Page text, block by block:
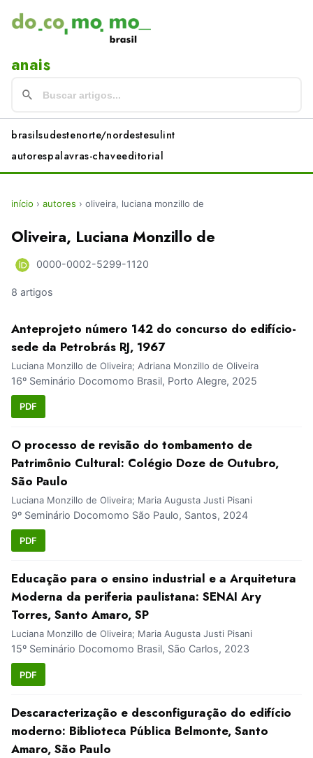
anais
brasilsudestenorte/nordestesulint
autorespalavras-chaveeditorial
início › autores › oliveira, luciana monzillo de
Oliveira, Luciana Monzillo de
0000-0002-5299-1120
8 artigos
Anteprojeto número 142 do concurso do edifício-
sede da Petrobrás RJ, 1967
Luciana Monzillo de Oliveira; Adriana Monzillo de Oliveira
16º Seminário Docomomo Brasil, Porto Alegre, 2025
PDF
O processo de revisão do tombamento de
Patrimônio Cultural: Colégio Doze de Outubro,
São Paulo
Luciana Monzillo de Oliveira; Maria Augusta Justi Pisani
9º Seminário Docomomo São Paulo, Santos, 2024
PDF
Educação para o ensino industrial e a Arquitetura
Moderna da periferia paulistana: SENAI Ary
Torres, Santo Amaro, SP
Luciana Monzillo de Oliveira; Maria Augusta Justi Pisani
15º Seminário Docomomo Brasil, São Carlos, 2023
PDF
Descaracterização e desconfiguração do edifício
moderno: Biblioteca Pública Belmonte, Santo
Amaro, São Paulo